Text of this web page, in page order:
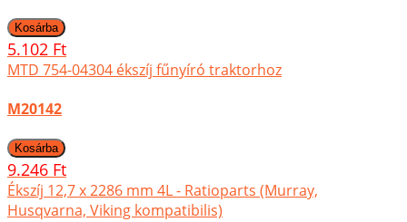
5.102 Ft
MTD 754-04304 ékszíj fűnyíró traktorhoz
M20142
9.246 Ft
Ékszíj 12,7 x 2286 mm 4L - Ratioparts (Murray,
Husqvarna, Viking kompatibilis)